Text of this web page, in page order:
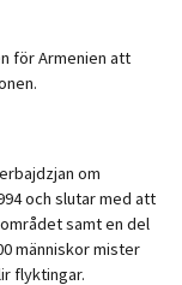
för Armenien att
om
och slutar med att
samt en del
människor mister
flyktingar.